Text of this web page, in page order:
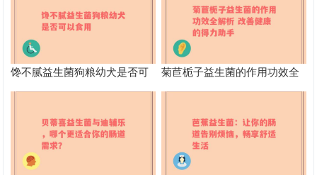
馋不腻益生菌狗粮幼犬是否可
以食用
菊苣栀子益生菌的作用功效全
解析 改善健康的得力助手